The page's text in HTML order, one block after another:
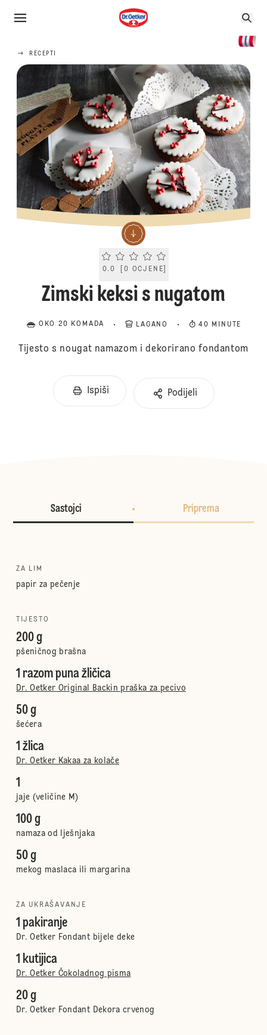
RECEPTI
Current rating 0.0. Click to rate.
0.0 0 OCJENE
Zimski keksi s nugatom
OKO 20 KOMADA LAGANO 40 MINUTE
Tijesto s nougat namazom i dekorirano fondantom
Ispiši Podijeli
Sastojci Priprema
ZA LIM
papir za pečenje
TIJESTO
200 g
pšeničnog brašna
1 razom puna žličica
Dr. Oetker Original Backin praška za pecivo
50 g
šećera
1 žlica
Dr. Oetker Kakaa za kolače
1
jaje (veličine M)
100 g
namaza od lješnjaka
50 g
mekog maslaca ili margarina
ZA UKRAŠAVANJE
1 pakiranje
Dr. Oetker Fondant bijele deke
1 kutijica
Dr. Oetker Čokoladnog pisma
20 g
Dr. Oetker Fondant Dekora crvenog